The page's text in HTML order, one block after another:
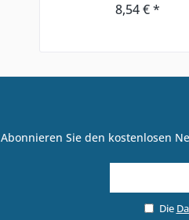
8,54 € *
Abonnieren Sie den kostenlosen
Die